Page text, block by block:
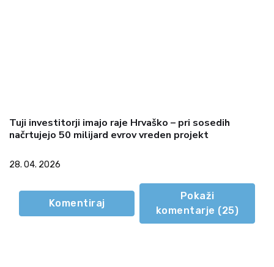
Tuji investitorji imajo raje Hrvaško – pri sosedih
načrtujejo 50 milijard evrov vreden projekt
28. 04. 2026
Komentiraj
Pokaži
komentarje (25)